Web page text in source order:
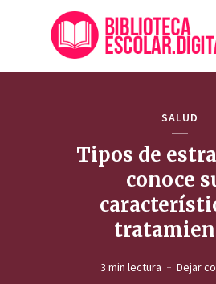
SALUD
Tipos de
conoce
3 min lectura Dejar